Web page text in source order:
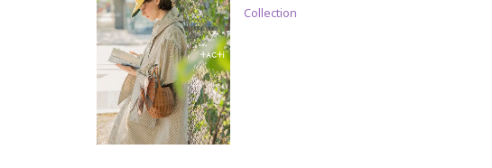
Collection